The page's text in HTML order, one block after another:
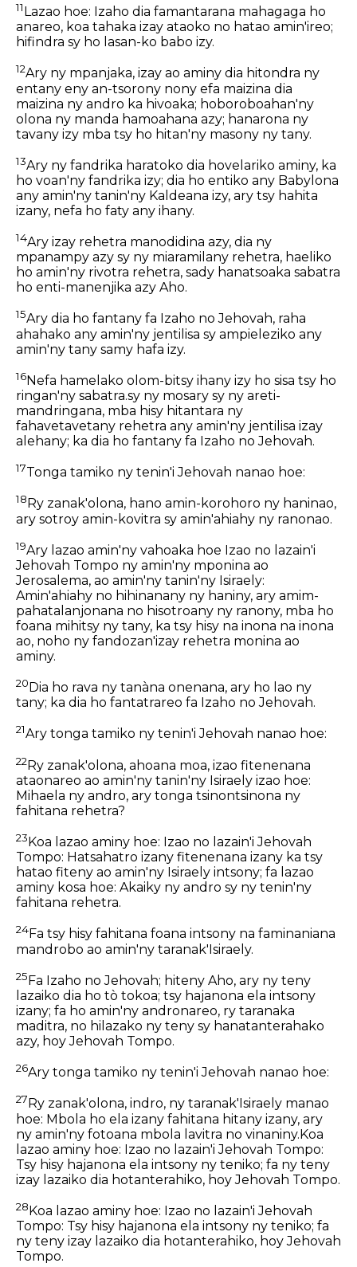
11 Lazao hoe: Izaho dia famantarana mahagaga ho
anareo, koa tahaka izay ataoko no hatao amin'ireo;
hifindra sy ho lasan-ko babo izy.
12Ary ny mpanjaka, izay ao aminy dia hitondra ny
entany eny an-tsorony nony efa maizina dia
maizina ny andro ka hivoaka; hoboroboahan'ny
olona ny manda hamoahana azy; hanarona ny
tavany izy mba tsy ho hitan'ny masony ny tany.
13Ary ny fandrika haratoko dia hovelariko aminy, ka
ho voan'ny fandrika izy; dia ho entiko any Babylona
any amin'ny tanin'ny Kaldeana izy, ary tsy hahita
izany, nefa ho faty any ihany.
14Ary izay rehetra manodidina azy, dia ny
mpanampy azy sy ny miaramilany rehetra, haeliko
ho amin'ny rivotra rehetra, sady hanatsoaka sabatra
ho enti-manenjika azy Aho.
15Ary dia ho fantany fa Izaho no Jehovah, raha
ahahako any amin'ny jentilisa sy ampieleziko any
amin'ny tany samy hafa izy.
16Nefa hamelako olom-bitsy ihany izy ho sisa tsy ho
ringan'ny sabatra.sy ny mosary sy ny areti-
mandringana, mba hisy hitantara ny
fahavetavetany rehetra any amin'ny jentilisa izay
alehany; ka dia ho fantany fa Izaho no Jehovah.
17Tonga tamiko ny tenin'i Jehovah nanao hoe:
18 Ry zanak'olona, hano amin-korohoro ny haninao,
ary sotroy amin-kovitra sy amin'ahiahy ny ranonao.
19Ary lazao amin'ny vahoaka hoe Izao no lazain'i
Jehovah Tompo ny amin'ny mponina ao
Jerosalema, ao amin'ny tanin'ny Isiraely:
Amin'ahiahy no hihinanany ny haniny, ary amim-
pahatalanjonana no hisotroany ny ranony, mba ho
foana mihitsy ny tany, ka tsy hisy na inona na inona
ao, noho ny fandozan'izay rehetra monina ao
aminy.
20 Dia ho rava ny tanàna onenana, ary ho lao ny
tany; ka dia ho fantatrareo fa Izaho no Jehovah.
21Ary tonga tamiko ny tenin'i Jehovah nanao hoe:
22Ry zanak'olona, ahoana moa, izao fitenenana
ataonareo ao amin'ny tanin'ny Isiraely izao hoe:
Mihaela ny andro, ary tonga tsinontsinona ny
fahitana rehetra?
23 Koa lazao aminy hoe: Izao no lazain'i Jehovah
Tompo: Hatsahatro izany fitenenana izany ka tsy
hatao fiteny ao amin'ny Isiraely intsony; fa lazao
aminy kosa hoe: Akaiky ny andro sy ny tenin'ny
fahitana rehetra.
24Fa tsy hisy fahitana foana intsony na faminaniana
mandrobo ao amin'ny taranak'Isiraely.
25Fa Izaho no Jehovah; hiteny Aho, ary ny teny
lazaiko dia ho tò tokoa; tsy hajanona ela intsony
izany; fa ho amin'ny andronareo, ry taranaka
maditra, no hilazako ny teny sy hanatanterahako
azy, hoy Jehovah Tompo.
26Ary tonga tamiko ny tenin'i Jehovah nanao hoe:
27 Ry zanak'olona, indro, ny taranak'Isiraely manao
hoe: Mbola ho ela izany fahitana hitany izany, ary
ny amin'ny fotoana mbola lavitra no vinaniny.Koa
lazao aminy hoe: Izao no lazain'i Jehovah Tompo:
Tsy hisy hajanona ela intsony ny teniko; fa ny teny
izay lazaiko dia hotanterahiko, hoy Jehovah Tompo.
28Koa lazao aminy hoe: Izao no lazain'i Jehovah
Tompo: Tsy hisy hajanona ela intsony ny teniko; fa
ny teny izay lazaiko dia hotanterahiko, hoy Jehovah
Tompo.